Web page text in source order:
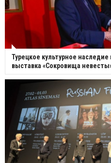
Турецкое культурное
выставка «Сокровища